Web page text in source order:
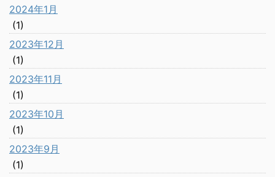
2024年1月
(1)
2023年12月
(1)
2023年11月
(1)
2023年10月
(1)
2023年9月
(1)